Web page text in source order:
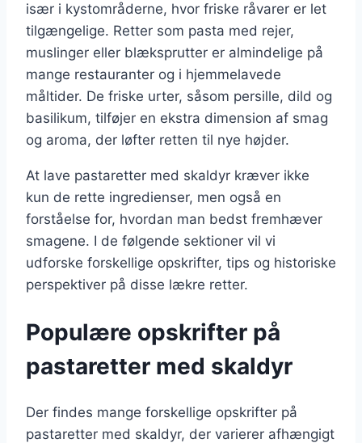
især i kystområderne, hvor friske råvarer er let
tilgængelige. Retter som pasta med rejer,
muslinger eller blæksprutter er almindelige på
mange restauranter og i hjemmelavede
måltider. De friske urter, såsom persille, dild og
basilikum, tilføjer en ekstra dimension af smag
og aroma, der løfter retten til nye højder.
At lave pastaretter med skaldyr kræver ikke
kun de rette ingredienser, men også en
forståelse for, hvordan man bedst fremhæver
smagene. I de følgende sektioner vil vi
udforske forskellige opskrifter, tips og historiske
perspektiver på disse lækre retter.
Populære opskrifter på
pastaretter med skaldyr
Der findes mange forskellige opskrifter på
pastaretter med skaldyr, der varierer afhængigt